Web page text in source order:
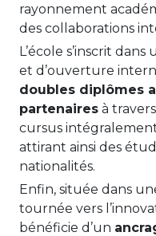
rayonnement
des collaborations
L’école s’inscrit
et d’ouverture
doubles diplômes
partenaires à
cursus
attirant ainsi des
nationalités.
Enfin, située dans
tournée vers
bénéficie d’un